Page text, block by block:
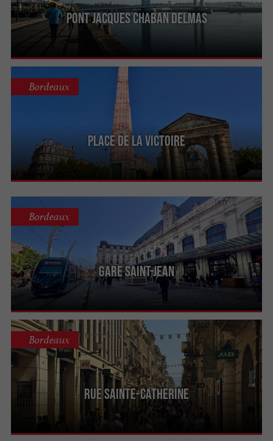
Pont Jacques Chaban Delmas
Place de la Victoire
Bordeaux
Gare Saint-Jean
Bordeaux
Rue Sainte-Catherine
Bordeaux